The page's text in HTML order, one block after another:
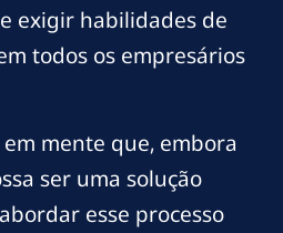
exigir habilidades de
todos os empresários
mente que, embora
ser uma solução
esse processo